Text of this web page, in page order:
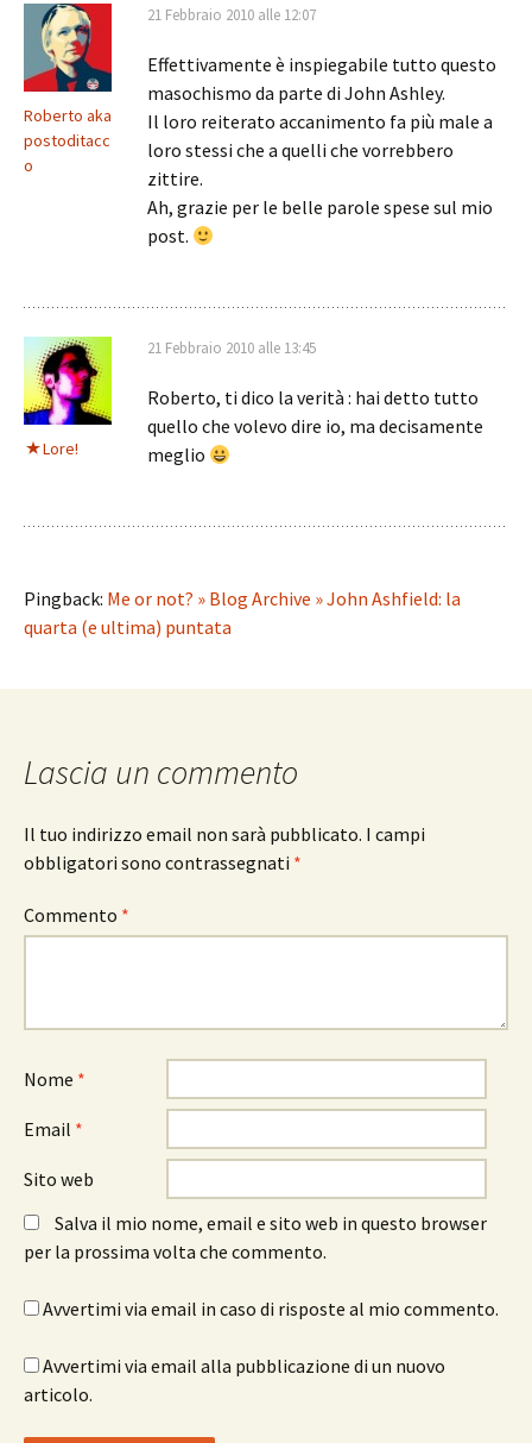
Roberto aka
postoditacc
o
21 Febbraio 2010 alle 12:07
Effettivamente è inspiegabile tutto questo
masochismo da parte di John Ashley.
Il loro reiterato accanimento fa più male a
loro stessi che a quelli che vorrebbero
zittire.
Ah, grazie per le belle parole spese sul mio
post.
Lore!
21 Febbraio 2010 alle 13:45
Roberto, ti dico la verità : hai detto tutto
quello che volevo dire io, ma decisamente
meglio
Pingback: Me or not? » Blog Archive » John Ashfield: la
quarta (e ultima) puntata
Lascia un commento
Il tuo indirizzo email non sarà pubblicato. I campi
obbligatori sono contrassegnati *
Commento *
Nome *
Email *
Sito web
Salva il mio nome, email e sito web in questo browser
per la prossima volta che commento.
Avvertimi via email in caso di risposte al mio commento.
Avvertimi via email alla pubblicazione di un nuovo
articolo.